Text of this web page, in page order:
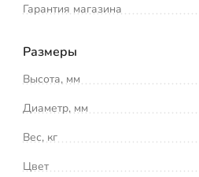
Гарантия магазина
Размеры
Высота, мм
Диаметр, мм
Вес, кг
Цвет